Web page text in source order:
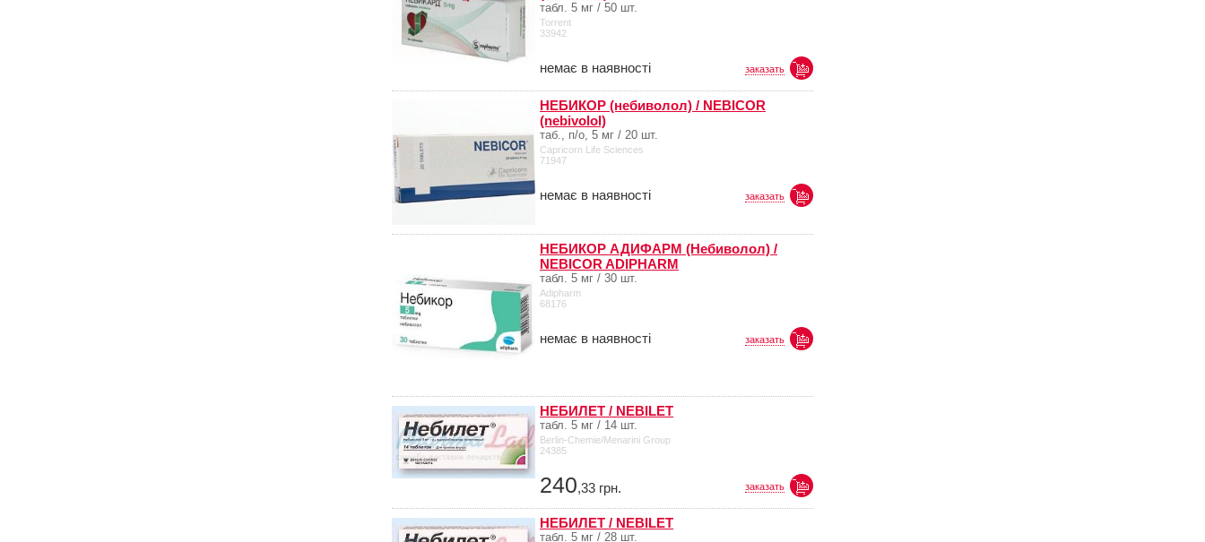
табл. 5 мг / 50 шт.
Torrent
33942
немає в наявності заказать
НЕБИКОР (небиволол) / NEBICOR
(nebivolol)
таб., п/о, 5 мг / 20 шт.
Capricorn Life Sciences
71947
немає в наявності заказать
НЕБИКОР АДИФАРМ (Небиволол) /
NEBICOR ADIPHARM
табл. 5 мг / 30 шт.
Adipharm
68176
немає в наявності заказать
НЕБИЛЕТ / NEBILET
табл. 5 мг / 14 шт.
Berlin-Chemie/Menarini Group
24385
240,33 грн. заказать
НЕБИЛЕТ / NEBILET
табл. 5 мг / 28 шт.